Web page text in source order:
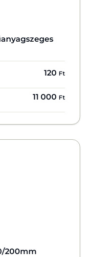
120 Ft
11 000 Ft
200mm